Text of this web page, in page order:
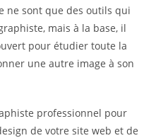
ne sont que des outils qui
mais à la base, il
pour étudier toute la
une autre image à son
professionnel pour
de votre site web et de